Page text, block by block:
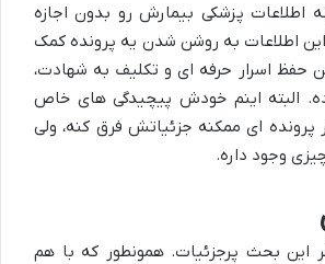
اطلاعات پزشکی بیمارش رو بدون اجازه
اطلاعات به روشن شدن یه پرونده کمک
حفظ اسرار حرفه ای و تکلیف به شهادت،
البته اینم خودش پیچیدگی های خاص
پرونده ای ممکنه جزئیاتش فرق کنه، ولی
وجود داره.
این بحث پرجزئیات. همونطور که با هم